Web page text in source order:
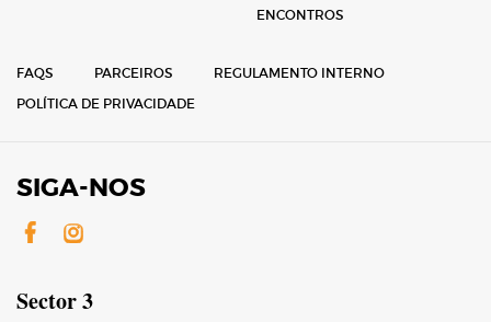
ENCONTROS
FAQS PARCEIROS
REGULAMENTO INTERNO
POLÍTICA DE PRIVACIDADE
SIGA-NOS
Facebook
Instagram
Sector 3